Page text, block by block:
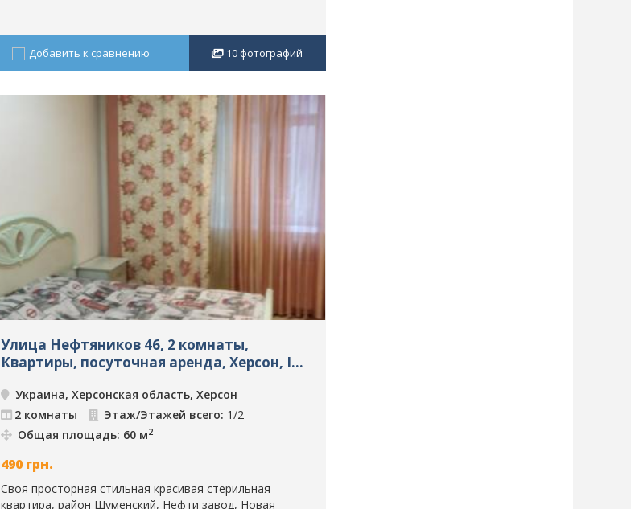
Добавить к сравнению 10фотографий
Улица Нефтяников 46, 2 комнаты,
Квартиры, посуточная аренда, Херсон, ID:
Украина, Херсонская область, Херсон
2 комнаты
Этаж/Этажей всего: 1/2
Общая площадь: 60 м2
490 грн.
Своя просторная стильная красивая стерильная
квартира, район Шуменский, Нефти завод, Новая